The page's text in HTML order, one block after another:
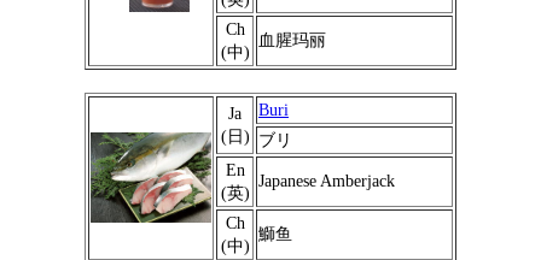
Ch
(中)
血腥玛丽
Ja
(日)
Buri
ブリ
En
(英)
Japanese Amberjack
Ch
(中)
鰤鱼